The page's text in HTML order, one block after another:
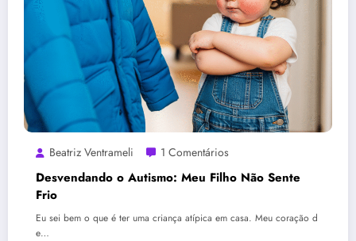
Beatriz Ventrameli 1 Comentários
Desvendando o Autismo: Meu Filho Não Sente
Frio
Eu sei bem o que é ter uma criança atípica em casa. Meu coração d
e…